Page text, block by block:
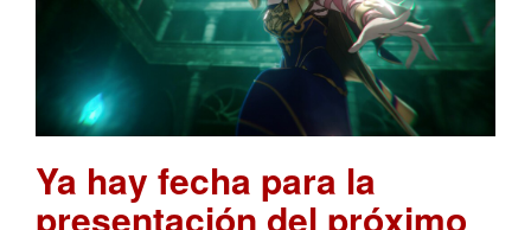
Ya hay fecha para la
presentación del próximo